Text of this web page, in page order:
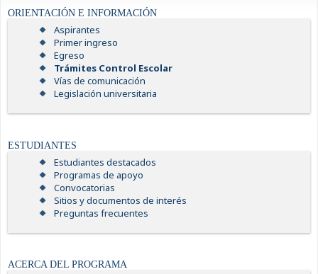
ORIENTACIÓN E INFORMACIÓN
Aspirantes
Primer ingreso
Egreso
Trámites Control Escolar
Vías de comunicación
Legislación universitaria
ESTUDIANTES
Estudiantes destacados
Programas de apoyo
Convocatorias
Sitios y documentos de interés
Preguntas frecuentes
ACERCA DEL PROGRAMA